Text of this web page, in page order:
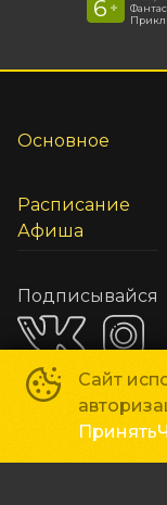
6 +
Сайт
Принять
Основное
Расписание
Афиша
Подписывайся
Способы оплаты